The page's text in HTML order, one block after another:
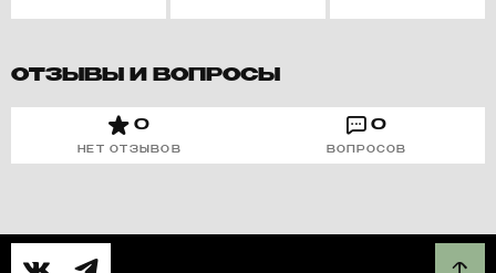
ОТЗЫВЫ И ВОПРОСЫ
0
НЕТ ОТЗЫВОВ
0
ВОПРОСОВ